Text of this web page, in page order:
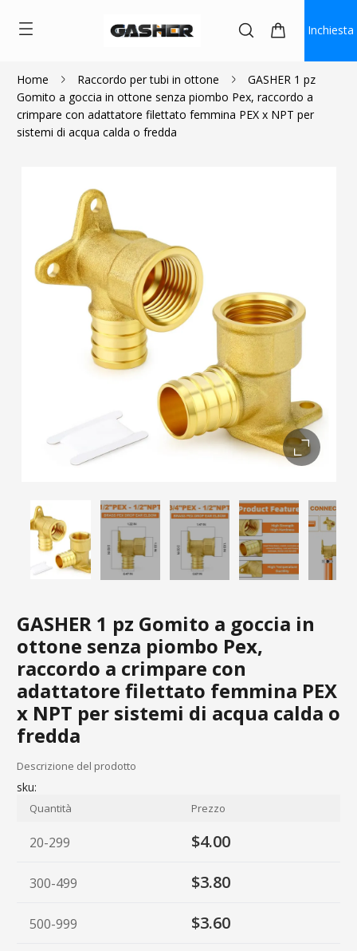
Inchiesta
Home Raccordo per tubi in ottone
GASHER 1 pz
Gomito a goccia in ottone senza piombo Pex, raccordo a
crimpare con adattatore filettato femmina PEX x NPT per
sistemi di acqua calda o fredda
GASHER 1 pz Gomito a goccia in
ottone senza piombo Pex,
raccordo a crimpare con
adattatore filettato femmina PEX
x NPT per sistemi di acqua calda o
fredda
$3.20 ~$4.33
Descrizione del prodotto
sku:
Quantità Prezzo
20-299 $4.00
300-499 $3.80
500-999 $3.60